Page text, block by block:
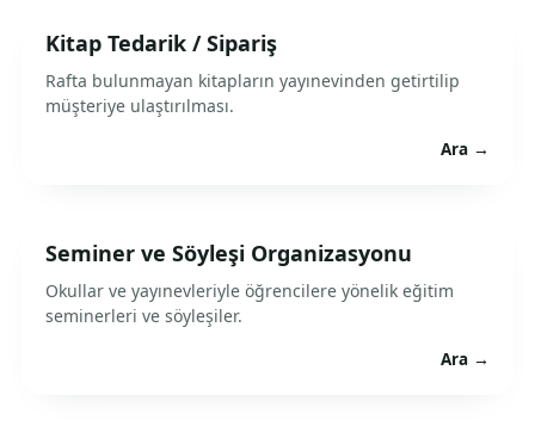
Kitap Tedarik / Sipariş
Rafta bulunmayan kitapların yayınevinden getirtilip
müşteriye ulaştırılması.
Ara →
Seminer ve Söyleşi Organizasyonu
Okullar ve yayınevleriyle öğrencilere yönelik eğitim
seminerleri ve söyleşiler.
Ara →